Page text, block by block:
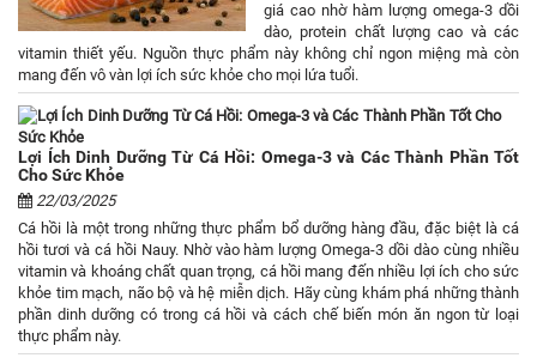
giá cao nhờ hàm lượng omega-3 dồi
dào, protein chất lượng cao và các
vitamin thiết yếu. Nguồn thực phẩm này không chỉ ngon miệng mà còn
mang đến vô vàn lợi ích sức khỏe cho mọi lứa tuổi.
Lợi Ích Dinh Dưỡng Từ Cá Hồi: Omega-3 và Các Thành Phần Tốt
Cho Sức Khỏe
22/03/2025
Cá hồi là một trong những thực phẩm bổ dưỡng hàng đầu, đặc biệt là cá
hồi tươi và cá hồi Nauy. Nhờ vào hàm lượng Omega-3 dồi dào cùng nhiều
vitamin và khoáng chất quan trọng, cá hồi mang đến nhiều lợi ích cho sức
khỏe tim mạch, não bộ và hệ miễn dịch. Hãy cùng khám phá những thành
phần dinh dưỡng có trong cá hồi và cách chế biến món ăn ngon từ loại
thực phẩm này.